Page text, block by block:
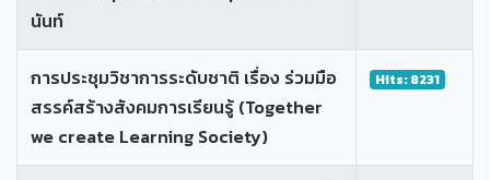
นันท์
การประชุมวิชาการระดับชาติ เรื่อง ร่วมมือ
สรรค์สร้างสังคมการเรียนรู้ (Together
we create Learning Society)
Hits: 8231